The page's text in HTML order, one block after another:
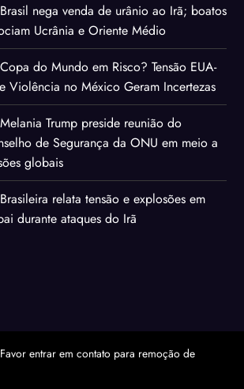
Brasil nega venda de urânio ao Irã; boatos
Ucrânia e Oriente Médio
Copa do Mundo em Risco? Tensão EUA-
Violência no México Geram Incertezas
Melania Trump preside reunião do
de Segurança da ONU em meio a
globais
Brasileira relata tensão e explosões em
durante ataques do Irã
entrar em contato para remoção de